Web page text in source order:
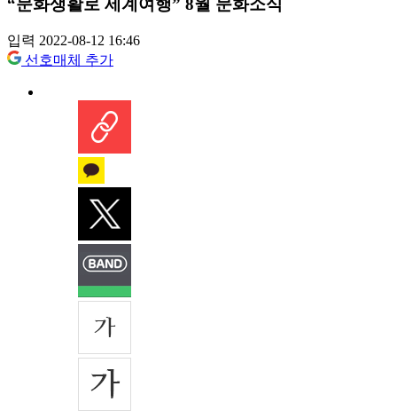
“문화생활로 세계여행” 8월 문화소식
입력 2022-08-12 16:46
선호매체 추가